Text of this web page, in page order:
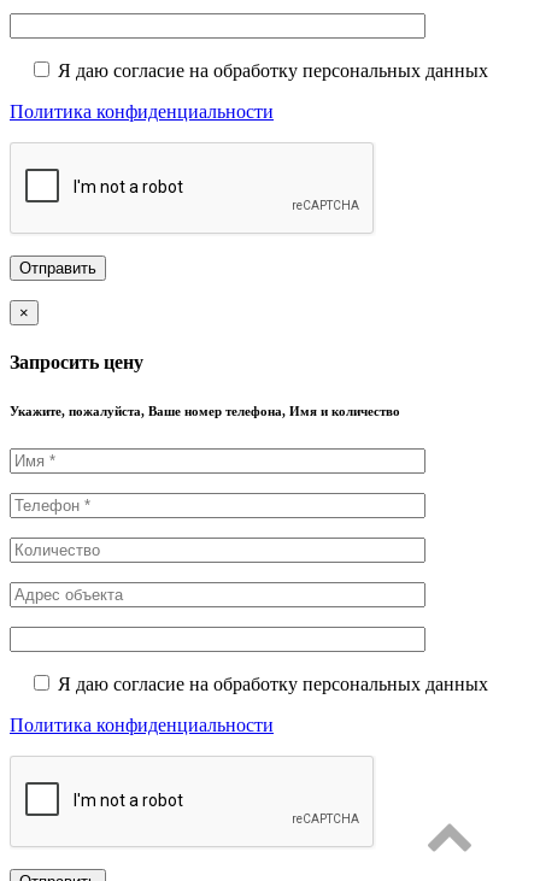
Я даю согласие на обработку персональных данных
Политика конфиденциальности
×
Запросить цену
Укажите, пожалуйста, Ваше номер телефона, Имя и количество
Я даю согласие на обработку персональных данных
Политика конфиденциальности